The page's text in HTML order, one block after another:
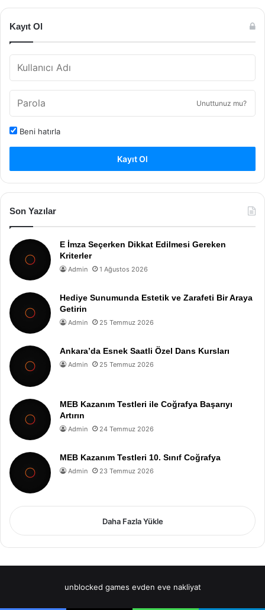
Kayıt Ol
Unuttunuz mu?
Beni hatırla
Kayıt Ol
Son Yazılar
E İmza Seçerken Dikkat Edilmesi Gereken
Kriterler
Admin 1 Ağustos 2026
Hediye Sunumunda Estetik ve Zarafeti Bir Araya
Getirin
Admin 25 Temmuz 2026
Ankara’da Esnek Saatli Özel Dans Kursları
Admin 25 Temmuz 2026
MEB Kazanım Testleri ile Coğrafya Başarıyı
Artırın
Admin 24 Temmuz 2026
MEB Kazanım Testleri 10. Sınıf Coğrafya
Admin 23 Temmuz 2026
Daha Fazla Yükle
unblocked games evden eve nakliyat